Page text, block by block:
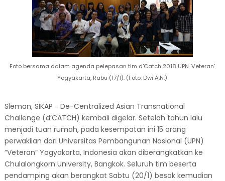
Foto bersama dalam agenda pelepasan tim d'Catch 2018 UPN 'Veteran'
Yogyakarta, Rabu (17/1). (Foto: Dwi A.N.)
Sleman, SIKAP ‒ De-Centralized Asian Transnational
Challenge (d’CATCH) kembali digelar. Setelah tahun lalu
menjadi tuan rumah, pada kesempatan ini 15 orang
perwakilan dari Universitas Pembangunan Nasional (UPN)
“Veteran” Yogyakarta, Indonesia akan diberangkatkan ke
Chulalongkorn University, Bangkok. Seluruh tim beserta
pendamping akan berangkat Sabtu (20/1) besok kemudian